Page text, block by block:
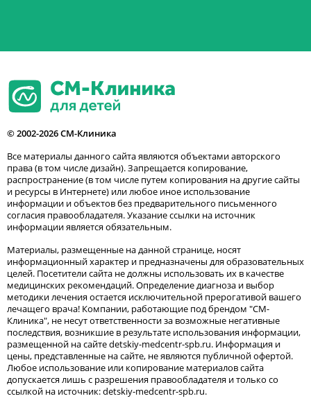
© 2002-2026 СМ-Клиника
Все материалы данного сайта являются объектами авторского
права (в том числе дизайн). Запрещается копирование,
распространение (в том числе путем копирования на другие сайты
и ресурсы в Интернете) или любое иное использование
информации и объектов без предварительного письменного
согласия правообладателя. Указание ссылки на источник
информации является обязательным.
Материалы, размещенные на данной странице, носят
информационный характер и предназначены для образовательных
целей. Посетители сайта не должны использовать их в качестве
медицинских рекомендаций. Определение диагноза и выбор
методики лечения остается исключительной прерогативой вашего
лечащего врача! Компании, работающие под брендом "СМ-
Клиника", не несут ответственности за возможные негативные
последствия, возникшие в результате использования информации,
размещенной на сайте detskiy-medcentr-spb.ru. Информация и
цены, представленные на сайте, не являются публичной офертой.
Любое использование или копирование материалов сайта
допускается лишь с разрешения правообладателя и только со
ссылкой на источник: detskiy-medcentr-spb.ru.